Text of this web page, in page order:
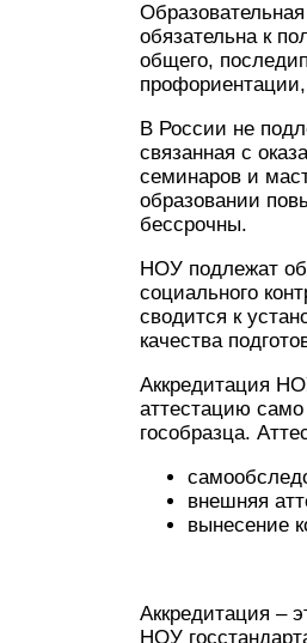
обязательна к
общего,
профориентации,
В России не
связанная с
семинаров и
образовании
бессрочны.
НОУ подлежат
социального
сводится к
качества
Аккредитация
аттестацию
гособразца.
внешняя
вынесение
Аккредитация –
НОУ